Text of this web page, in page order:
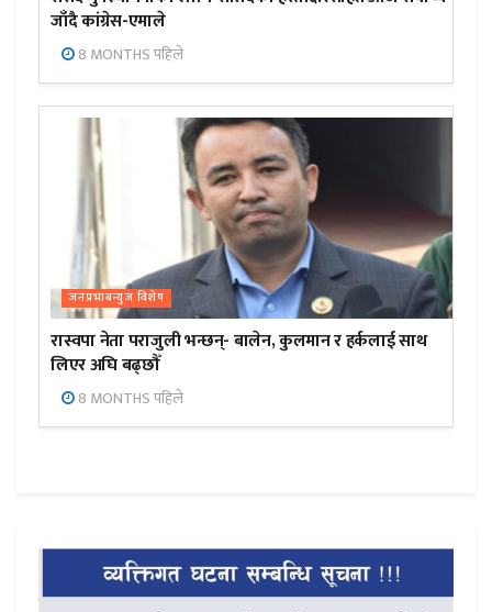
जाँदै कांग्रेस-एमाले
8 MONTHS पहिले
जनप्रभाबन्युज विशेष
रास्वपा नेता पराजुली भन्छन्- बालेन, कुलमान र हर्कलाई साथ
लिएर अघि बढ्छौँ
8 MONTHS पहिले